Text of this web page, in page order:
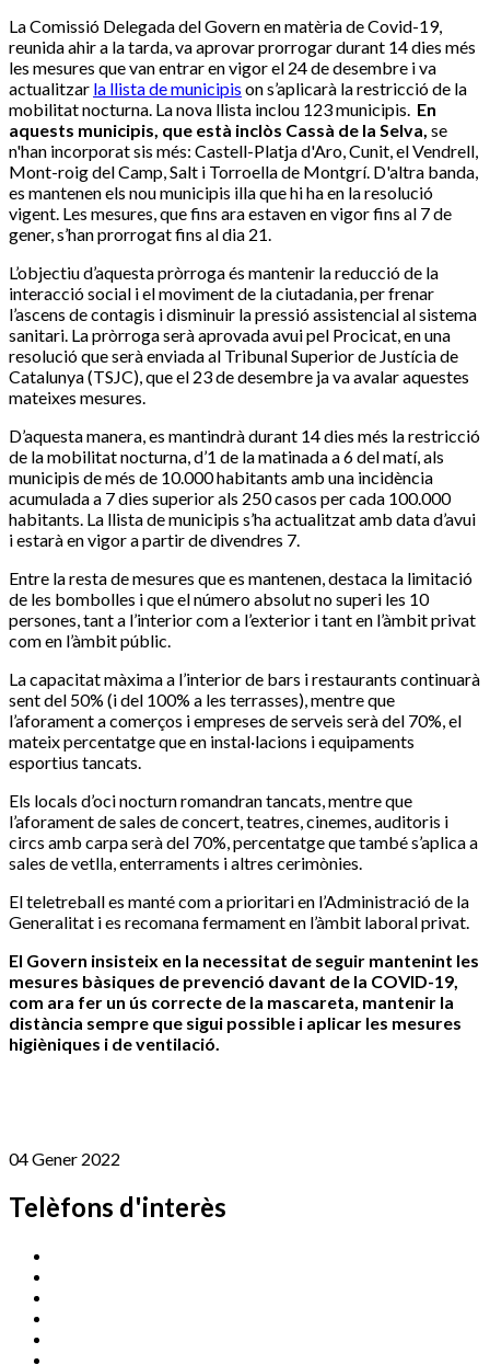
La Comissió Delegada del Govern en matèria de Covid-19,
reunida ahir a la tarda, va aprovar prorrogar durant 14 dies més
les mesures que van entrar en vigor el 24 de desembre i va
actualitzar la llista de municipis on s’aplicarà la restricció de la
mobilitat nocturna. La nova llista inclou 123 municipis. En
aquests municipis, que està inclòs Cassà de la Selva, se
n'han incorporat sis més: Castell-Platja d'Aro, Cunit, el Vendrell,
Mont-roig del Camp, Salt i Torroella de Montgrí. D'altra banda,
es mantenen els nou municipis illa que hi ha en la resolució
vigent. Les mesures, que fins ara estaven en vigor fins al 7 de
gener, s’han prorrogat fins al dia 21.
L’objectiu d’aquesta pròrroga és mantenir la reducció de la
interacció social i el moviment de la ciutadania, per frenar
l’ascens de contagis i disminuir la pressió assistencial al sistema
sanitari. La pròrroga serà aprovada avui pel Procicat, en una
resolució que serà enviada al Tribunal Superior de Justícia de
Catalunya (TSJC), que el 23 de desembre ja va avalar aquestes
mateixes mesures.
D’aquesta manera, es mantindrà durant 14 dies més la restricció
de la mobilitat nocturna, d’1 de la matinada a 6 del matí, als
municipis de més de 10.000 habitants amb una incidència
acumulada a 7 dies superior als 250 casos per cada 100.000
habitants. La llista de municipis s’ha actualitzat amb data d’avui
i estarà en vigor a partir de divendres 7.
Entre la resta de mesures que es mantenen, destaca la limitació
de les bombolles i que el número absolut no superi les 10
persones, tant a l’interior com a l’exterior i tant en l’àmbit privat
com en l’àmbit públic.
La capacitat màxima a l’interior de bars i restaurants continuarà
sent del 50% (i del 100% a les terrasses), mentre que
l’aforament a comerços i empreses de serveis serà del 70%, el
mateix percentatge que en instal·lacions i equipaments
esportius tancats.
Els locals d’oci nocturn romandran tancats, mentre que
l’aforament de sales de concert, teatres, cinemes, auditoris i
circs amb carpa serà del 70%, percentatge que també s’aplica a
sales de vetlla, enterraments i altres cerimònies.
El teletreball es manté com a prioritari en l’Administració de la
Generalitat i es recomana fermament en l’àmbit laboral privat.
El Govern insisteix en la necessitat de seguir mantenint les
mesures bàsiques de prevenció davant de la COVID-19,
com ara fer un ús correcte de la mascareta, mantenir la
distància sempre que sigui possible i aplicar les mesures
higièniques i de ventilació.
04 Gener 2022
Telèfons d'interès